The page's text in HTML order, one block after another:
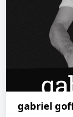
gabriel